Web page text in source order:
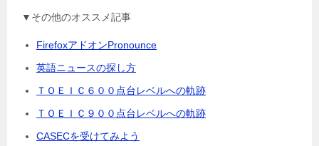
▼その他のオススメ記事
FirefoxアドオンPronounce
英語ニュースの探し方
ＴＯＥＩＣ６００点台レベルへの軌跡
ＴＯＥＩＣ９００点台レベルへの軌跡
CASECを受けてみよう